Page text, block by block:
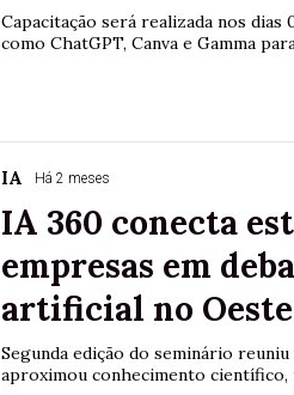
Capacitação será realizada nos
como ChatGPT, Canva e Gamma
IA Há 2 meses
IA 360 conecta
empresas em
artificial no Oeste
Segunda edição do seminário
aproximou conhecimento